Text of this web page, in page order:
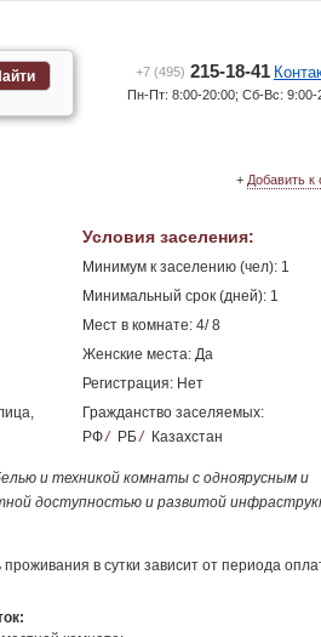
+7 (495) 215-18-41
Пн-Пт: 8:00-20:00; Сб-Вс: 9:00-
+ Добавить к
Условия заселения:
Минимум к заселению (чел): 1
Минимальный срок (дней): 1
Мест в комнате: 4/ 8
Женские места: Да
Регистрация: Нет
Гражданство заселяемых:
РФ/ РБ/ Казахстан
и техникой комнаты с одноярусным и
доступностью и развитой
в сутки зависит от периода